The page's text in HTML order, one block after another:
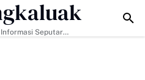
Ajak Masyarakat Perkuat Nilai
Seputar